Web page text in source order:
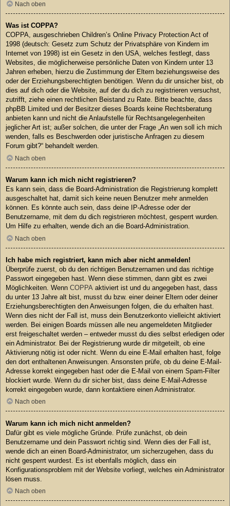
Nach oben
Was ist COPPA?
COPPA, ausgeschrieben Children’s Online Privacy Protection Act of
1998 (deutsch: Gesetz zum Schutz der Privatsphäre von Kindern im
Internet von 1998) ist ein Gesetz in den USA, welches festlegt, dass
Websites, die möglicherweise persönliche Daten von Kindern unter 13
Jahren erheben, hierzu die Zustimmung der Eltern beziehungsweise des
oder der Erziehungsberechtigten benötigen. Wenn du dir unsicher bist, ob
dies auf dich oder die Website, auf der du dich zu registrieren versuchst,
zutrifft, ziehe einen rechtlichen Beistand zu Rate. Bitte beachte, dass
phpBB Limited und der Besitzer dieses Boards keine Rechtsberatung
anbieten kann und nicht die Anlaufstelle für Rechtsangelegenheiten
jeglicher Art ist; außer solchen, die unter der Frage „An wen soll ich mich
wenden, falls es Beschwerden oder juristische Anfragen zu diesem
Forum gibt?“ behandelt werden.
Nach oben
Warum kann ich mich nicht registrieren?
Es kann sein, dass die Board-Administration die Registrierung komplett
ausgeschaltet hat, damit sich keine neuen Benutzer mehr anmelden
können. Es könnte auch sein, dass deine IP-Adresse oder der
Benutzername, mit dem du dich registrieren möchtest, gesperrt wurden.
Um Hilfe zu erhalten, wende dich an die Board-Administration.
Nach oben
Ich habe mich registriert, kann mich aber nicht anmelden!
Überprüfe zuerst, ob du den richtigen Benutzernamen und das richtige
Passwort eingegeben hast. Wenn diese stimmen, dann gibt es zwei
Möglichkeiten. Wenn COPPA aktiviert ist und du angegeben hast, dass
du unter 13 Jahre alt bist, musst du bzw. einer deiner Eltern oder deiner
Erziehungsberechtigten den Anweisungen folgen, die du erhalten hast.
Wenn dies nicht der Fall ist, muss dein Benutzerkonto vielleicht aktiviert
werden. Bei einigen Boards müssen alle neu angemeldeten Mitglieder
erst freigeschaltet werden – entweder musst du dies selbst erledigen oder
ein Administrator. Bei der Registrierung wurde dir mitgeteilt, ob eine
Aktivierung nötig ist oder nicht. Wenn du eine E-Mail erhalten hast, folge
den dort enthaltenen Anweisungen. Ansonsten prüfe, ob du deine E-Mail-
Adresse korrekt eingegeben hast oder die E-Mail von einem Spam-Filter
blockiert wurde. Wenn du dir sicher bist, dass deine E-Mail-Adresse
korrekt eingegeben wurde, dann kontaktiere einen Administrator.
Nach oben
Warum kann ich mich nicht anmelden?
Dafür gibt es viele mögliche Gründe. Prüfe zunächst, ob dein
Benutzername und dein Passwort richtig sind. Wenn dies der Fall ist,
wende dich an einen Board-Administrator, um sicherzugehen, dass du
nicht gesperrt wurdest. Es ist ebenfalls möglich, dass ein
Konfigurationsproblem mit der Website vorliegt, welches ein Administrator
lösen muss.
Nach oben